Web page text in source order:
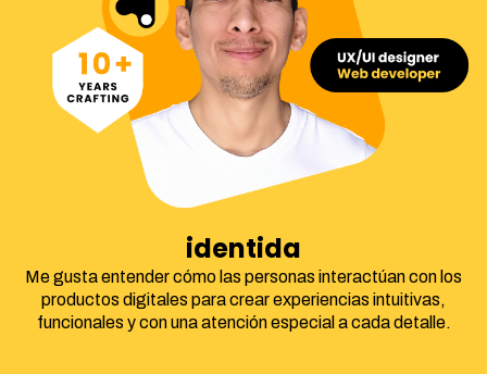
identidad corporat
Me gusta entender cómo las personas interactúan con los
productos digitales para crear experiencias intuitivas,
funcionales y con una atención especial a cada detalle.